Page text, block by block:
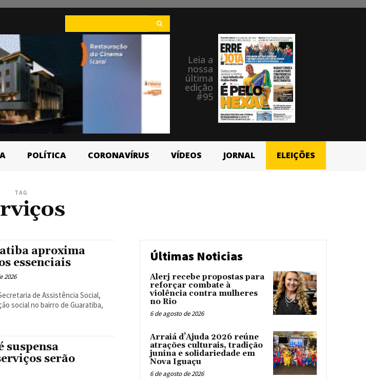
Leia a
nossa
última
edição
#95
POLÍTICA CORONAVÍRUS VÍDEOS JORNAL ELEIÇÕES
TAG
aproxima
essenciais
2026
de Assistência Social,
social no bairro de Guaratiba,
suspensa
serão
Últimas Noticias
Alerj recebe propostas para
reforçar combate à
violência contra mulheres
no Rio
6 de agosto de 2026
Arraiá d’Ajuda 2026 reúne
atrações culturais, tradição
junina e solidariedade em
Nova Iguaçu
6 de agosto de 2026